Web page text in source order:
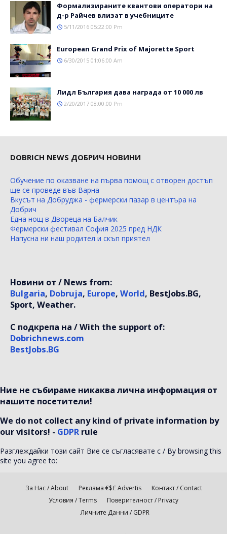
Формализираните квантови оператори на
д-р Райчев влизат в учебниците
5/11/2016 05:22:00 Pm
Еuropean Grand Prix of Majorette Sport
6/30/2015 01:06:00 Am
Лидл България дава награда от 10 000 лв
2/20/2017 08:00:00 Pm
DOBRICH NEWS ДОБРИЧ НОВИНИ
Обучение по оказване на първа помощ с отворен достъп
ще се проведе във Варна
Вкусът на Добруджа - фермерски пазар в центъра на
Добрич
Една нощ в Двореца на Балчик
Фермерски фестивал София 2025 пред НДК
Напусна ни наш родител и скъп приятел
Новини от / News from:
Bulgaria, Dobruja, Europe, World, BestJobs.BG,
Sport, Weather.
С подкрепа на / With the support of:
Dobrichnews.com
BestJobs.BG
Ние не събираме никаква лична информация от
нашите посетители!
We do not collect any kind of private information by
our visitors! - GDPR rule
Разглеждайки този сайт Вие се съгласявате с / By browsing this
site you agree to:
За Нас / About Реклама €$£ Advertis
Контакт / Contact
Условия / Terms
Поверителност / Privacy
Личните Данни / GDPR